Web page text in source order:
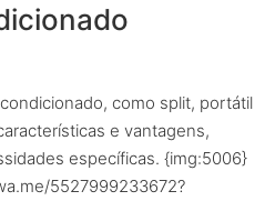
como split, portátil
e vantagens,
específicas. {img:5006}
5527999233672?